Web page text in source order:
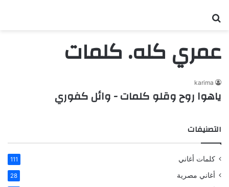
عمري كله. كلمات
karima
التصنيفات
كلمات أغاني 111
أغاني مصرية 28